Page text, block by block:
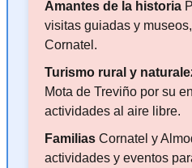
Amantes de la historia
visitas guiadas y
Cornatel.
Turismo rural y
Mota de Treviño por su
actividades al aire libre.
Familias Cornatel y
actividades y eventos